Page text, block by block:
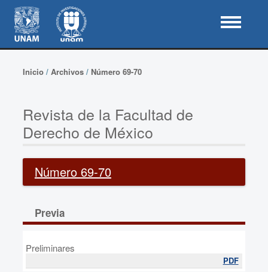
Inicio/ Archivos/ Número 69-70
Revista de la Facultad de
Derecho de México
Número 69-70
Previa
Preliminares
PDF